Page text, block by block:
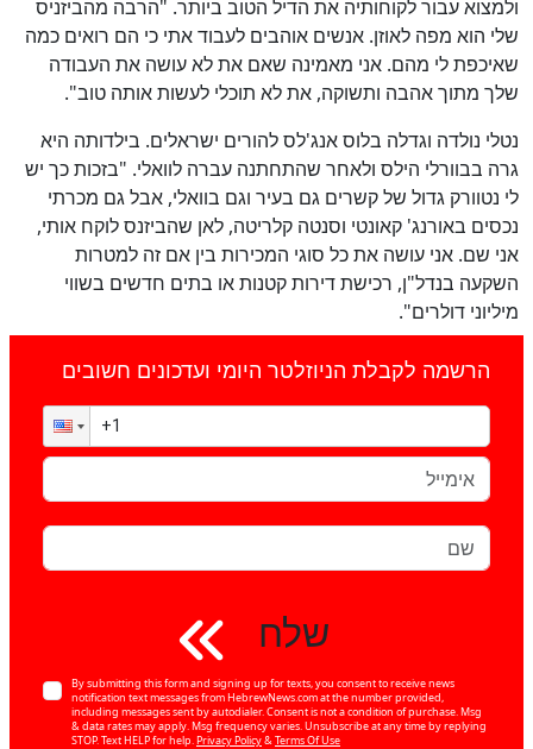
ולמצוא עבור לקוחותיה את הדיל הטוב ביותר. "הרבה מהביזניס
שלי הוא מפה לאוזן. אנשים אוהבים לעבוד אתי כי הם רואים כמה
שאיכפת לי מהם. אני מאמינה שאם את לא עושה את העבודה
שלך מתוך אהבה ותשוקה, את לא תוכלי לעשות אותה טוב".
נטלי נולדה וגדלה בלוס אנג'לס להורים ישראלים. בילדותה היא
גרה בבוורלי הילס ולאחר שהתחתנה עברה לוואלי. "בזכות כך יש
לי נטוורק גדול של קשרים גם בעיר וגם בוואלי, אבל גם מכרתי
נכסים באורנג' קאונטי וסנטה קלריטה, לאן שהביזנס לוקח אותי,
אני שם. אני עושה את כל סוגי המכירות בין אם זה למטרות
השקעה בנדל"ן, רכישת דירות קטנות או בתים חדשים בשווי
מיליוני דולרים".
הרשמה לקבלת הניוזלטר היומי ועדכונים חשובים
שלח
By submitting this form and signing up for texts, you consent to receive news
notification text messages from HebrewNews.com at the number provided,
including messages sent by autodialer. Consent is not a condition of purchase. Msg
& data rates may apply. Msg frequency varies. Unsubscribe at any time by replying
STOP. Text HELP for help.Privacy Policy&Terms Of Use